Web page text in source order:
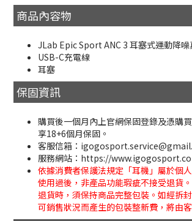
商品內容物
JLab Epic Sport ANC 3 耳塞式運動降
USB-C充電線
耳塞
保固資訊
購買後一個月內上官網保固登錄及憑購
享18+6個月保固。
客服信箱：
服務網站：https://
依據消費者保護法規定「耳機」屬於個
使用過後，非產品功能瑕疵不接受退貨
退貨時，須保持商品完整包裝。如經拆
可銷售狀況而產生的包裝整新費，將由